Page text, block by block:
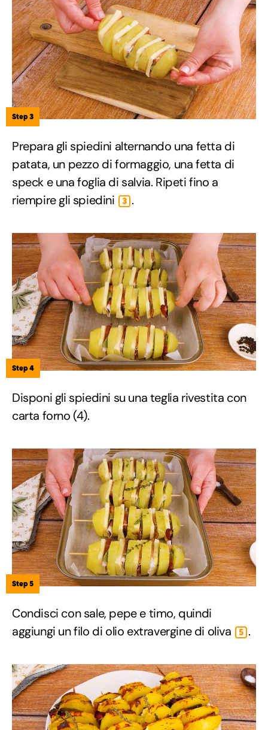
Step 3
Prepara gli spiedini alternando una fetta di
patata, un pezzo di formaggio, una fetta di
speck e una foglia di salvia. Ripeti fino a
riempire gli spiedini
3 .
Step 4
Disponi gli spiedini su una teglia rivestita con
carta forno (4).
Step 5
Condisci con sale, pepe e timo, quindi
aggiungi un filo di olio extravergine di oliva
5 .